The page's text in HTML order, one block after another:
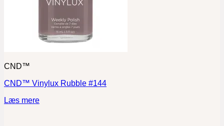
CND™
CND™ Vinylux Rubble #144
Læs mere